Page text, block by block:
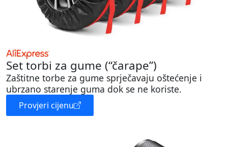
Set torbi za gume (“čarape”)
Zaštitne torbe za gume sprječavaju oštećenje i
ubrzano starenje guma dok se ne koriste.
Provjeri cijenu